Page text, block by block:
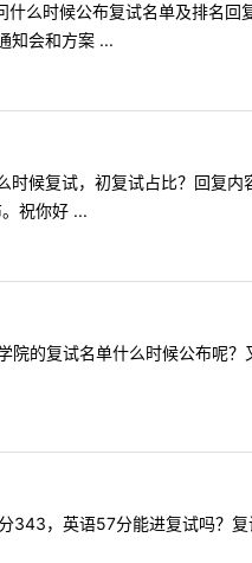
么时候公布复试名单及排名回
知会和方案 ...
候复试，初复试占比？回复内
祝你好 ...
的复试名单什么时候公布呢？
，英语57分能进复试吗？复